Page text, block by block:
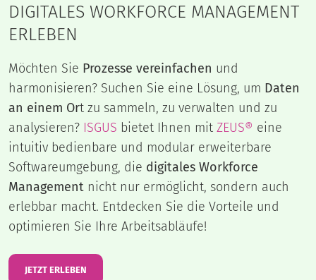
DIGITALES WORKFORCE MANAGEMENT
ERLEBEN
Möchten Sie Prozesse vereinfachen und
harmonisieren? Suchen Sie eine Lösung, um Daten
an einem Ort zu sammeln, zu verwalten und zu
analysieren? ISGUS bietet Ihnen mit ZEUS® eine
intuitiv bedienbare und modular erweiterbare
Softwareumgebung, die digitales Workforce
Management nicht nur ermöglicht, sondern auch
erlebbar macht. Entdecken Sie die Vorteile und
optimieren Sie Ihre Arbeitsabläufe!
JETZT ERLEBEN